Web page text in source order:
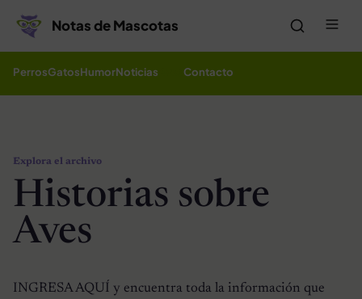
Notas de Mascotas
PerrosGatosHumorNoticias Contacto
Explora el archivo
Historias sobre
Aves
INGRESA AQUÍ y encuentra toda la información que